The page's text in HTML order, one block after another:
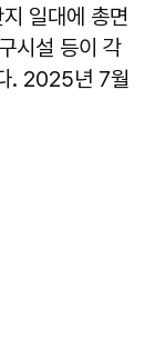
일대에 총면
시설 등이 각
. 2025년 7월